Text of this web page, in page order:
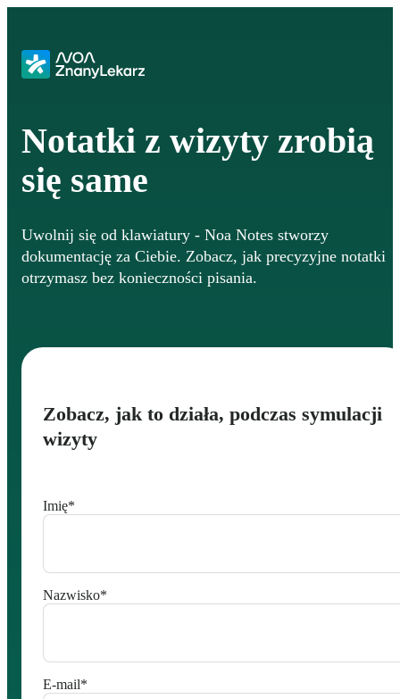
Notatki z wizyty zrobią
się same
Uwolnij się od klawiatury - Noa Notes stworzy
dokumentację za Ciebie. Zobacz, jak precyzyjne notatki
otrzymasz bez konieczności pisania.
Zobacz, jak to działa, podczas symulacji
wizyty
Imię*
Nazwisko*
E-mail*